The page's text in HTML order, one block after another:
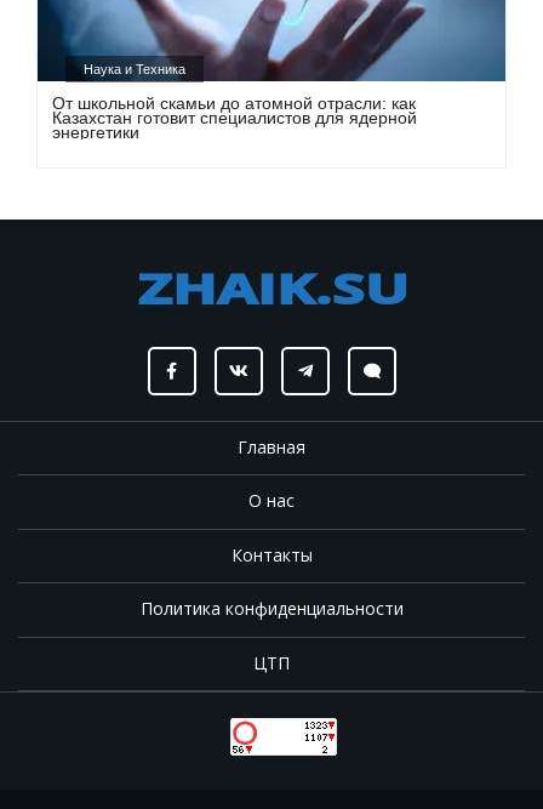
Наука и Техника
От школьной скамьи до атомной отрасли: как
Казахстан готовит специалистов для ядерной
энергетики
Главная
О нас
Контакты
Политика конфиденциальности
ЦТП